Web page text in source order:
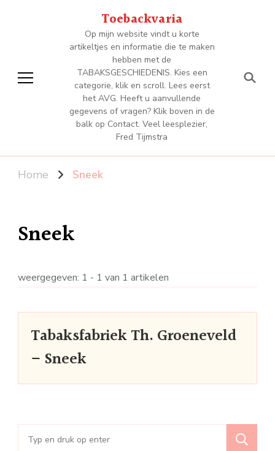
Toebackvaria
Op mijn website vindt u korte
artikeltjes en informatie die te maken
hebben met de
TABAKSGESCHIEDENIS. Kies een
categorie, klik en scroll. Lees eerst
het AVG. Heeft u aanvullende
gegevens of vragen? Klik boven in de
balk op Contact. Veel leesplezier,
Fred Tijmstra
Home Sneek
Sneek
weergegeven: 1 - 1 van 1 artikelen
Tabaksfabriek Th. Groeneveld
– Sneek
Zoeken
naar: